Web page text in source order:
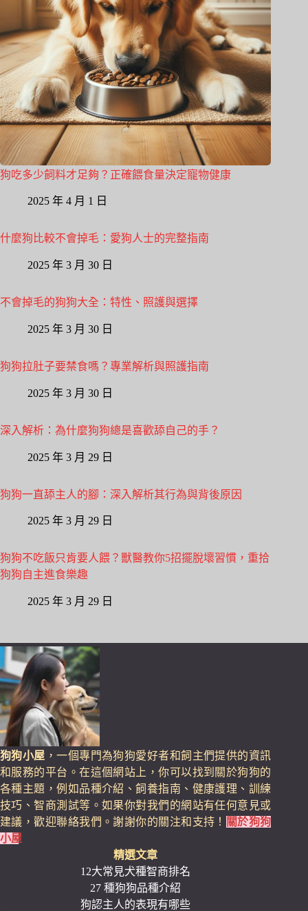
狗吃多少飼料才足夠？正確餵食量決定寵物健康
2025 年 4 月 1 日
什麼狗比較不會掉毛：愛狗人士的完整指南
2025 年 3 月 30 日
不會掉毛的狗狗大全：特性、照護與選擇
2025 年 3 月 30 日
狗狗拉肚子要禁食嗎？專業解析與照護指南
2025 年 3 月 30 日
深入解析：為什麼狗狗總是喜歡舔自己的手？
2025 年 3 月 29 日
狗狗一直舔主人的腳：深入解析其行為與背後原因
2025 年 3 月 29 日
狗狗不吃飯只肯要人餵？獸醫教你5招擺脫壞習慣，重拾
狗狗自主進食樂趣
2025 年 3 月 29 日
狗狗小屋 ，一個專門為狗狗愛好者和飼主們提供的資訊
和服務的平台。在這個網站上，你可以找到關於狗狗的
各種主題，例如品種介紹、飼養指南、健康護理、訓練
技巧、智商測試等。如果你對我們的網站有任何意見或
建議，歡迎聯絡我們。謝謝你的關注和支持！
關於狗狗
小屋
精選文章
12大常見犬種智商排名
27 種狗狗品種介紹
狗認主人的表現有哪些